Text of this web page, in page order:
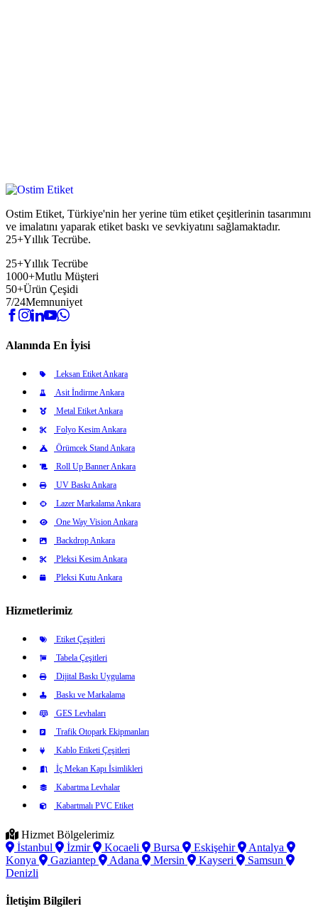
Ostim Etiket, Türkiye'nin her yerine tüm etiket çeşitlerinin tasarımını
ve imalatını yaparak etiket baskı ve sevkiyatını sağlamaktadır.
25+Yıllık Tecrübe.
25+Yıllık Tecrübe
1000+Mutlu Müşteri
50+Ürün Çeşidi
7/24Memnuniyet
Alanında En İyisi
Leksan Etiket Ankara
Asit İndirme Ankara
Metal Etiket Ankara
Folyo Kesim Ankara
Örümcek Stand Ankara
Roll Up Banner Ankara
UV Baskı Ankara
Lazer Markalama Ankara
One Way Vision Ankara
Backdrop Ankara
Pleksi Kesim Ankara
Pleksi Kutu Ankara
Hizmetlerimiz
Etiket Çeşitleri
Tabela Çeşitleri
Dijital Baskı Uygulama
Baskı ve Markalama
GES Levhaları
Trafik Otopark Ekipmanları
Kablo Etiketi Çeşitleri
İç Mekan Kapı İsimlikleri
Kabartma Levhalar
Kabartmalı PVC Etiket
Hizmet Bölgelerimiz
İstanbul
İzmir Kocaeli Bursa Eskişehir
Antalya
Konya
Gaziantep Adana Mersin Kayseri
Samsun
Denizli
İletişim Bilgileri